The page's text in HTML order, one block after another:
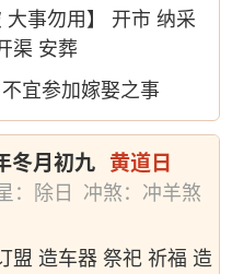
大事勿用】 开市 纳采
渠 安葬
宜参加嫁娶之事
冬月初九 黄道日
：除日
冲煞：冲羊煞
盟 造车器 祭祀 祈福 造